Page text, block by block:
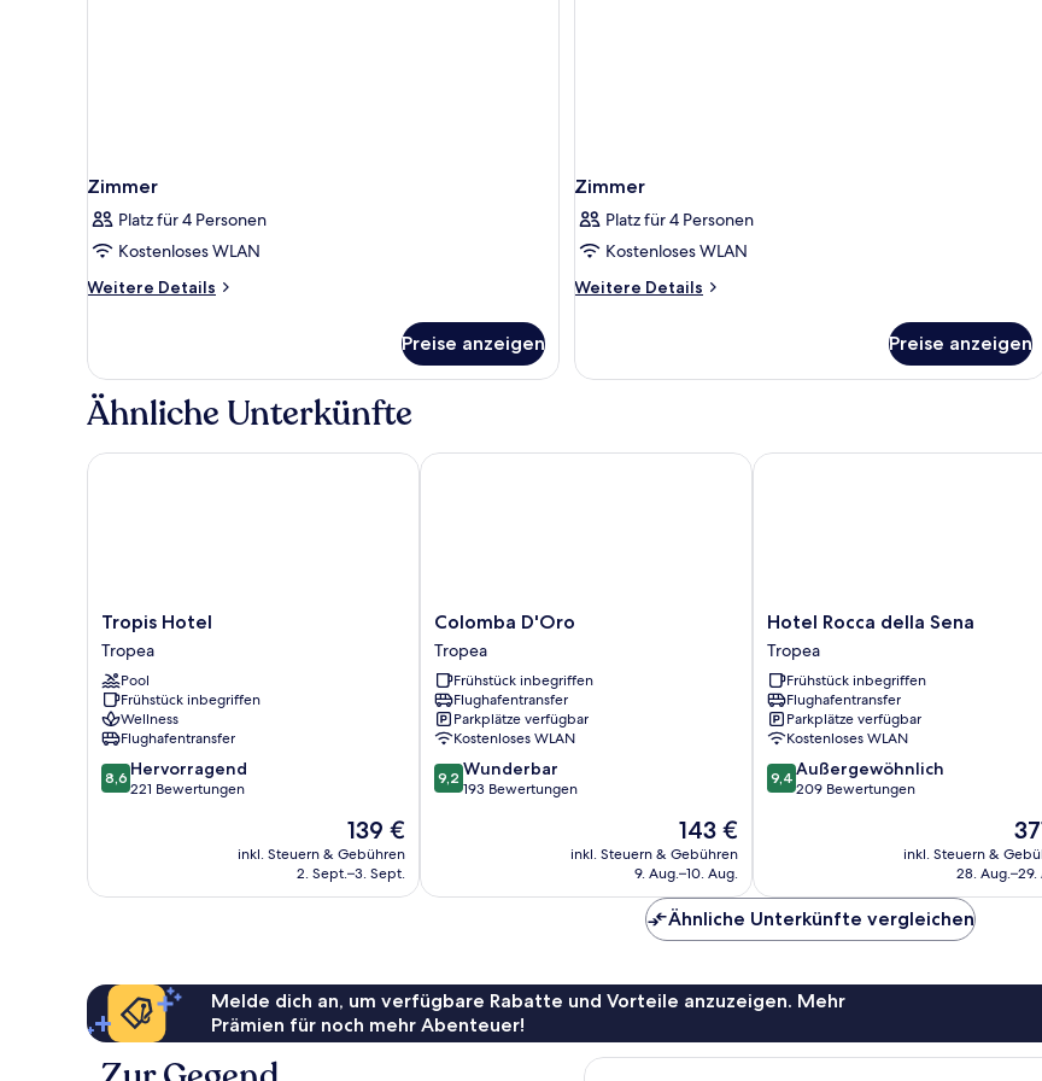
Zimmer
Platz für 4 Personen
Kostenloses WLAN
Weitere Details
Weitere
Preise anzeigen
Zimmer
Platz für 4 Personen
Kostenloses WLAN
Weitere Details
Weitere
Preise anzeigen
Ähnliche Unterkünfte
Tropis
Hotel
Tropea
Tropis Hotel
Tropea
Pool
Frühstück inbegriffen
Wellness
Flughafentransfer
8.6
von
8,6 Hervorragend
221 Bewertungen
Der
Preis
beträgt
139 €
inkl. Steuern & Gebühren
2. Sept.–3. Sept.
Tropis Hotel
Colomba
D'Oro
Tropea
Colomba D'Oro
Tropea
Frühstück inbegriffen
Flughafentransfer
Parkplätze verfügbar
Kostenloses WLAN
9.2
von
9,2 Wunderbar
193 Bewertungen
Der
Preis
beträgt
143 €
inkl. Steuern & Gebühren
9. Aug.–10. Aug.
Colomba D'Oro
Hotel
Rocca
della
Sena
Tropea
Hotel Rocca della Sena
Tropea
Frühstück inbegriffen
Flughafentransfer
Parkplätze verfügbar
Kostenloses WLAN
9.4
von
9,4 Außergewöhnlich
209 Bewertungen
Der
inkl. Steuern &
28. Aug.–29.
Hotel Rocca della Sena
Ähnliche Unterkünfte vergleichen
Melde dich an, um verfügbare Rabatte und Vorteile anzuzeigen. Mehr
Prämien für noch mehr Abenteuer!